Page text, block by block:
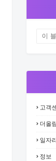
고객
더올
일자
정보